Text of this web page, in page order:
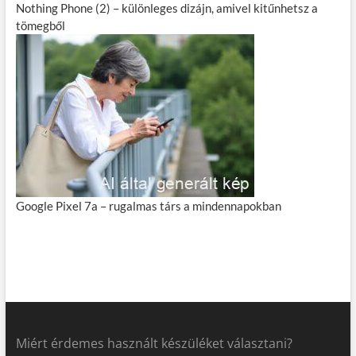
Nothing Phone (2) – különleges dizájn, amivel kitűnhetsz a
tömegből
Google Pixel 7a – rugalmas társ a mindennapokban
Miért érdemes használt készüléket választani?